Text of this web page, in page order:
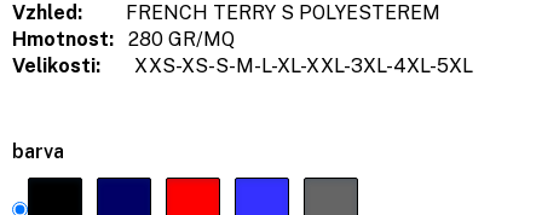
barva
Vzhled:
FRENCH TERRY S POLYESTEREM
Hmotnost:
280 GR/MQ
Velikosti:
XXS-XS-S-M-L-XL-XXL-3XL-4XL-5XL